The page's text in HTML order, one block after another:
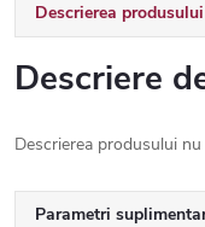
Descrierea produsului
Descriere
Descrierea produsului
Parametri